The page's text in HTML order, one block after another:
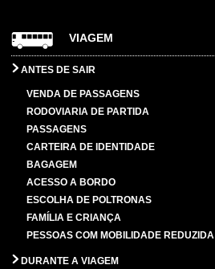
VIAGEM
ANTES DE SAIR
VENDA DE PASSAGENS
RODOVIARIA DE PARTIDA
PASSAGENS
CARTEIRA DE IDENTIDADE
BAGAGEM
ACESSO A BORDO
ESCOLHA DE POLTRONAS
FAMÍLIA E CRIANÇA
PESSOAS COM MOBILIDADE REDUZIDA
DURANTE A VIAGEM